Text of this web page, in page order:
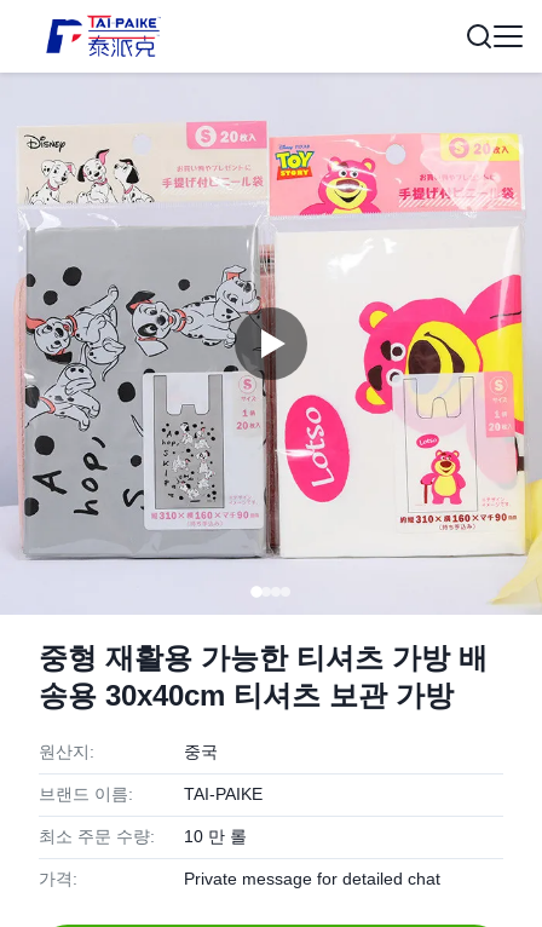
중형 재활용 가능한 티셔츠 가방 배
송용 30x40cm 티셔츠 보관 가방
원산지: 중국
브랜드 이름: TAI-PAIKE
최소 주문 수량: 10 만 롤
가격: Private message for detailed chat